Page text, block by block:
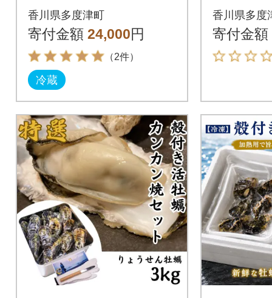
kg(加熱用)【B-7】
香川県多度津町
寄付金額 24,000円
（2件）
冷蔵
カン焼
熱用)【
香川県多度
寄付金額